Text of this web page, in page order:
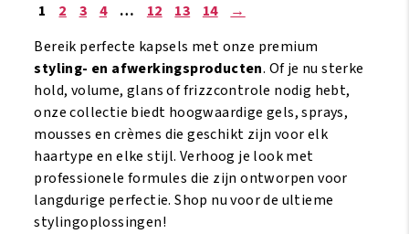
Hold
426gr
aantal
Hold
908gr
aantal
1 2 3 4 … 12 13 14
→
Bereik perfecte kapsels met onze premium
styling- en afwerkingsproducten. Of je nu sterke
hold, volume, glans of frizzcontrole nodig hebt,
onze collectie biedt hoogwaardige gels, sprays,
mousses en crèmes die geschikt zijn voor elk
haartype en elke stijl. Verhoog je look met
professionele formules die zijn ontworpen voor
langdurige perfectie. Shop nu voor de ultieme
stylingoplossingen!